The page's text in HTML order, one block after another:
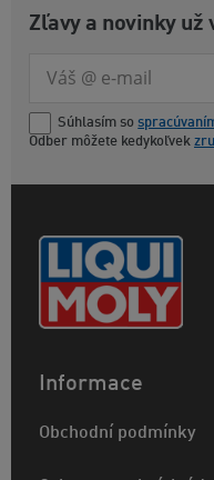
Zľavy a novinky už
Súhlasím so
Odber môžete kedykoľvek
Informace
Obchodní podmínky